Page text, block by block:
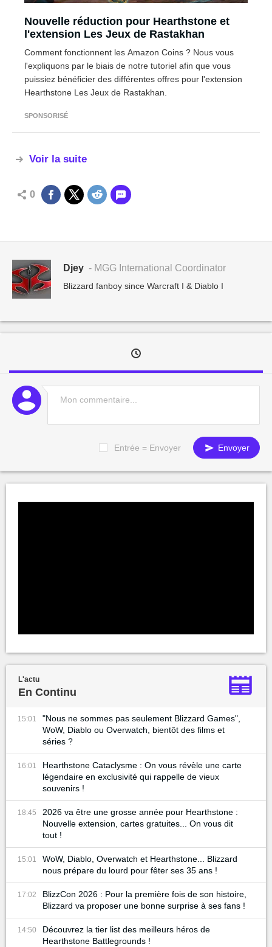
Nouvelle réduction pour Hearthstone et
l'extension Les Jeux de Rastakhan
Comment fonctionnent les Amazon Coins ? Nous vous
l'expliquons par le biais de notre tutoriel afin que vous
puissiez bénéficier des différentes offres pour l'extension
Hearthstone Les Jeux de Rastakhan.
SPONSORISÉ
Voir la suite
0
Djey - MGG International Coordinator
Blizzard fanboy since Warcraft I & Diablo I
Entrée = Envoyer Envoyer
L'actu
En Continu
15:01
"Nous ne sommes pas seulement Blizzard Games",
WoW, Diablo ou Overwatch, bientôt des films et
séries ?
16:01
Hearthstone Cataclysme : On vous révèle une carte
légendaire en exclusivité qui rappelle de vieux
souvenirs !
18:45
2026 va être une grosse année pour Hearthstone :
Nouvelle extension, cartes gratuites... On vous dit
tout !
15:01
WoW, Diablo, Overwatch et Hearthstone... Blizzard
nous prépare du lourd pour fêter ses 35 ans !
17:02
BlizzCon 2026 : Pour la première fois de son histoire,
Blizzard va proposer une bonne surprise à ses fans !
14:50
Découvrez la tier list des meilleurs héros de
Hearthstone Battlegrounds !